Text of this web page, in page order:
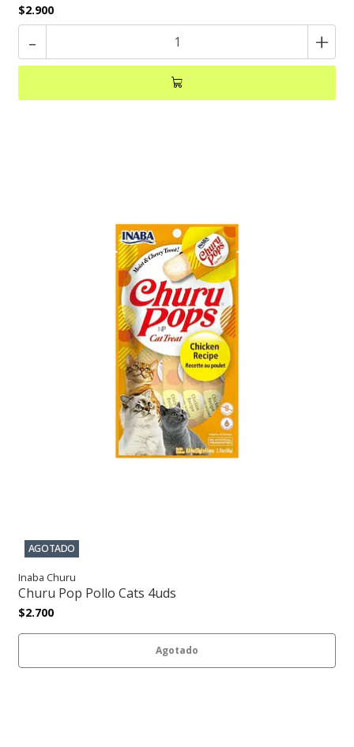
$2.900
- +
AGOTADO
Inaba Churu
Churu Pop Pollo Cats 4uds
$2.700
Agotado